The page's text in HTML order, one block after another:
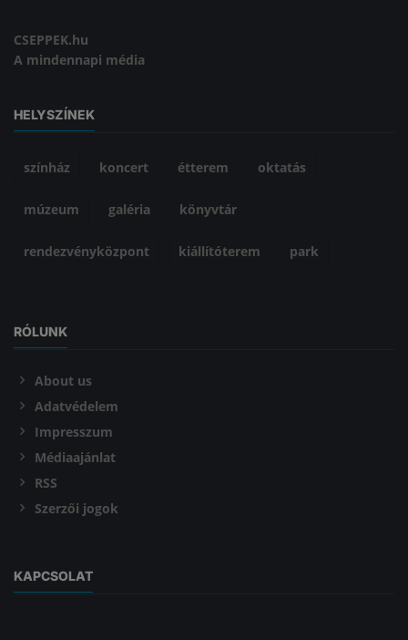
CSEPPEK.hu
A mindennapi média
HELYSZÍNEK
színház koncert étterem oktatás
múzeum galéria könyvtár
rendezvényközpont kiállítóterem park
RÓLUNK
About us
Adatvédelem
Impresszum
Médiaajánlat
RSS
Szerzői jogok
KAPCSOLAT